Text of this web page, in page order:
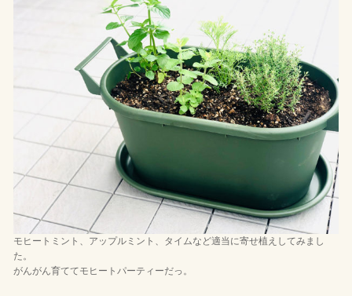
モヒートミント、アップルミント、タイムなど適当に寄せ植えしてみまし
た。
がんがん育ててモヒートパーティーだっ。